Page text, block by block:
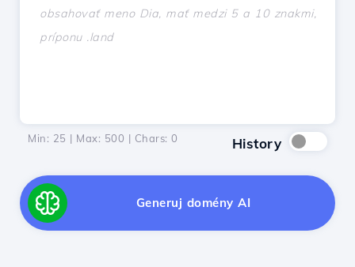
Min: 25 | Max: 500 | Chars: 0 History
Generuj domény AI